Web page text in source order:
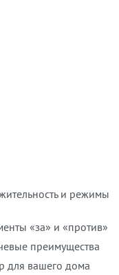
и режимы
«за» и «против»
преимущества
для вашего дома